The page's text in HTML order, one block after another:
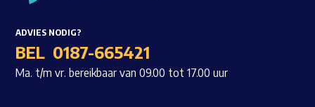
ADVIES NODIG?
BEL 0187-665421
Ma. t/m vr. bereikbaar van 09.00 tot 17.00 uur